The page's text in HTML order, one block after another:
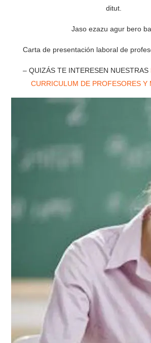
ditut.
Jaso ezazu agur bero
Carta de presentación laboral de
– QUIZÁS TE INTERESEN NUESTRAS
CURRICULUM DE PROFESORES Y